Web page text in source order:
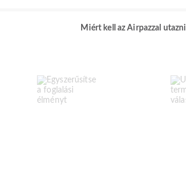
Miért kell az Airpazzal utazni